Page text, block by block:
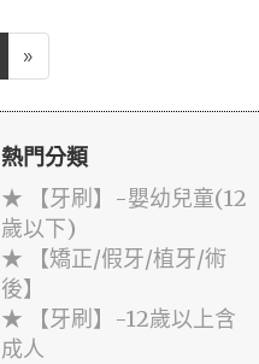
»
熱門分類
★ 【牙刷】-嬰幼兒童(12
歲以下)
★ 【矯正/假牙/植牙/術
後】
★ 【牙刷】-12歲以上含
成人